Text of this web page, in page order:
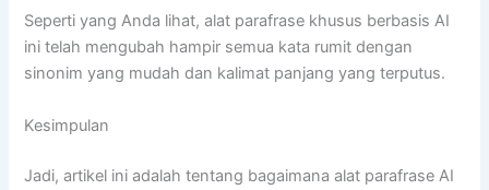
Seperti yang Anda lihat, alat parafrase khusus berbasis AI
ini telah mengubah hampir semua kata rumit dengan
sinonim yang mudah dan kalimat panjang yang terputus.
Kesimpulan
Jadi, artikel ini adalah tentang bagaimana alat parafrase AI